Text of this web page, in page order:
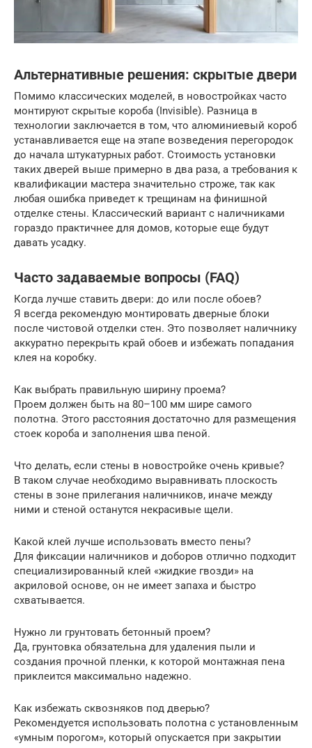
Альтернативные решения: скрытые двери
Помимо классических моделей, в новостройках часто
монтируют скрытые короба (Invisible). Разница в
технологии заключается в том, что алюминиевый короб
устанавливается еще на этапе возведения перегородок
до начала штукатурных работ. Стоимость установки
таких дверей выше примерно в два раза, а требования к
квалификации мастера значительно строже, так как
любая ошибка приведет к трещинам на финишной
отделке стены. Классический вариант с наличниками
гораздо практичнее для домов, которые еще будут
давать усадку.
Часто задаваемые вопросы (FAQ)
Когда лучше ставить двери: до или после обоев?
Я всегда рекомендую монтировать дверные блоки
после чистовой отделки стен. Это позволяет наличнику
аккуратно перекрыть край обоев и избежать попадания
клея на коробку.
Как выбрать правильную ширину проема?
Проем должен быть на 80–100 мм шире самого
полотна. Этого расстояния достаточно для размещения
стоек короба и заполнения шва пеной.
Что делать, если стены в новостройке очень кривые?
В таком случае необходимо выравнивать плоскость
стены в зоне прилегания наличников, иначе между
ними и стеной останутся некрасивые щели.
Какой клей лучше использовать вместо пены?
Для фиксации наличников и доборов отлично подходит
специализированный клей «жидкие гвозди» на
акриловой основе, он не имеет запаха и быстро
схватывается.
Нужно ли грунтовать бетонный проем?
Да, грунтовка обязательна для удаления пыли и
создания прочной пленки, к которой монтажная пена
приклеится максимально надежно.
Как избежать сквозняков под дверью?
Рекомендуется использовать полотна с установленным
«умным порогом», который опускается при закрытии